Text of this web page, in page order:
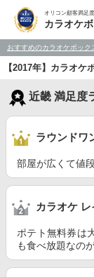
オリコン顧客満足
カラオケ
おすすめのカラオケボック
【2017年】カラオ
近畿 満足度
ラウンドワ
部屋が広くて値
カラオケ
ポテト無料券は
も食べ放題なの